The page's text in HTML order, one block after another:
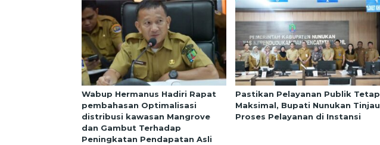
Wabup Hermanus Hadiri Rapat
pembahasan Optimalisasi
distribusi kawasan Mangrove
dan Gambut Terhadap
Peningkatan Pendapatan Asli
Pastikan Pelayanan Publik Tetap
Maksimal, Bupati Nunukan Tinjau
Proses Pelayanan di Instansi